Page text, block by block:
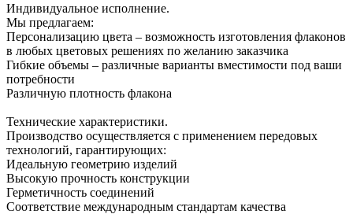
Индивидуальное исполнение.
Мы предлагаем:
Персонализацию цвета – возможность изготовления флаконов
в любых цветовых решениях по желанию заказчика
Гибкие объемы – различные варианты вместимости под ваши
потребности
Различную плотность флакона
Технические характеристики.
Производство осуществляется с применением передовых
технологий, гарантирующих:
Идеальную геометрию изделий
Высокую прочность конструкции
Герметичность соединений
Соответствие международным стандартам качества